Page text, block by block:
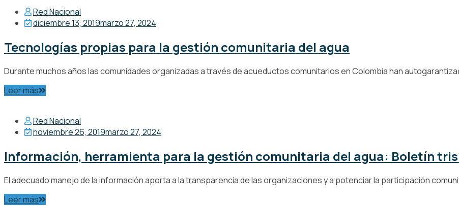
Red Nacional
diciembre 13, 2019marzo 27, 2024
Tecnologías propias para la gestión comunitaria del agua
Durante muchos años las comunidades organizadas a través de acueductos comunitarios en Colombia han
Leer más
Red Nacional
noviembre 26, 2019marzo 27, 2024
Información, herramienta para la gestión comunitaria del agua: Boletín
El adecuado manejo de la información aporta a la transparencia de las organizaciones y a potenciar la participación
Leer más